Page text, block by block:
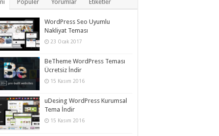
Popüler Yorumlar Etiketler
WordPress Seo Uyumlu
Nakliyat Teması
23 Ocak 2017
BeTheme WordPress Teması
Ücretsiz İndir
15 Kasım 2016
uDesing WordPress Kurumsal
Tema İndir
15 Kasım 2016